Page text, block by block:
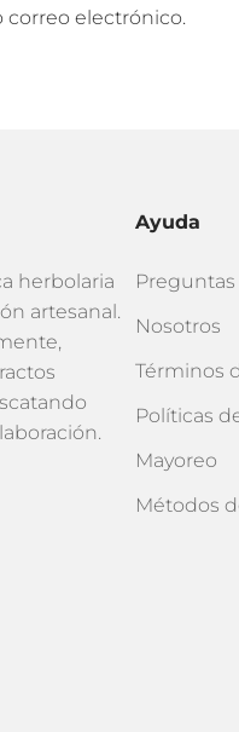
electrónico.
herbolaria
artesanal.
Ayuda
Nosotros
Términos
Políticas
Mayoreo
Métodos